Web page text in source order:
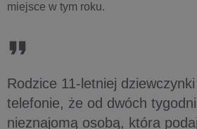
miejsce w tym roku.
Rodzice 11-letniej
telefonie, że od dwóch
nieznajomą osobą, która